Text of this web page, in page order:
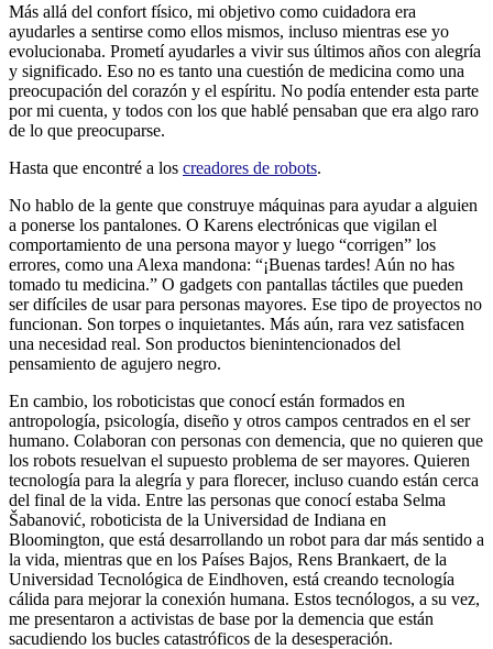
Más allá del confort físico, mi objetivo como cuidadora era
ayudarles a sentirse como ellos mismos, incluso mientras ese yo
evolucionaba. Prometí ayudarles a vivir sus últimos años con alegría
y significado. Eso no es tanto una cuestión de medicina como una
preocupación del corazón y el espíritu. No podía entender esta parte
por mi cuenta, y todos con los que hablé pensaban que era algo raro
de lo que preocuparse.
Hasta que encontré a los creadores de robots.
No hablo de la gente que construye máquinas para ayudar a alguien
a ponerse los pantalones. O Karens electrónicas que vigilan el
comportamiento de una persona mayor y luego “corrigen” los
errores, como una Alexa mandona: “¡Buenas tardes! Aún no has
tomado tu medicina.” O gadgets con pantallas táctiles que pueden
ser difíciles de usar para personas mayores. Ese tipo de proyectos no
funcionan. Son torpes o inquietantes. Más aún, rara vez satisfacen
una necesidad real. Son productos bienintencionados del
pensamiento de agujero negro.
En cambio, los roboticistas que conocí están formados en
antropología, psicología, diseño y otros campos centrados en el ser
humano. Colaboran con personas con demencia, que no quieren que
los robots resuelvan el supuesto problema de ser mayores. Quieren
tecnología para la alegría y para florecer, incluso cuando están cerca
del final de la vida. Entre las personas que conocí estaba Selma
Šabanović, roboticista de la Universidad de Indiana en
Bloomington, que está desarrollando un robot para dar más sentido a
la vida, mientras que en los Países Bajos, Rens Brankaert, de la
Universidad Tecnológica de Eindhoven, está creando tecnología
cálida para mejorar la conexión humana. Estos tecnólogos, a su vez,
me presentaron a activistas de base por la demencia que están
sacudiendo los bucles catastróficos de la desesperación.